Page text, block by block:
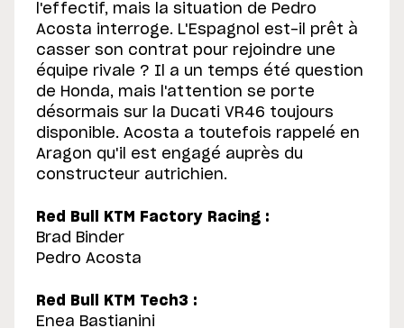
l'effectif, mais la situation de Pedro
Acosta interroge. L'Espagnol est-il prêt à
casser son contrat pour rejoindre une
équipe rivale ? Il a un temps été question
de Honda, mais l'attention se porte
désormais sur la Ducati VR46 toujours
disponible. Acosta a toutefois rappelé en
Aragon qu'il est engagé auprès du
constructeur autrichien.
Red Bull KTM Factory Racing :
Brad Binder
Pedro Acosta
Red Bull KTM Tech3 :
Enea Bastianini